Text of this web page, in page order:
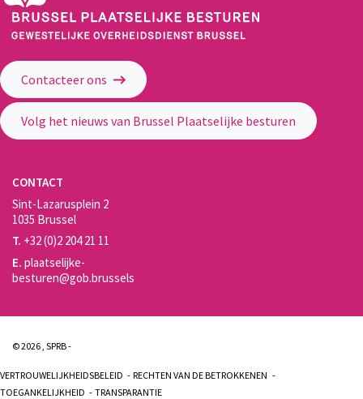
Contacteer ons
Volg het nieuws van Brussel Plaatselijke besturen
CONTACT
Sint-Lazarusplein 2
1035 Brussel
T. +32 (0)2 204 21 11
E. plaatselijke-
besturen@gob.brussels
© 2026 , SPRB -
VERTROUWELIJKHEIDSBELEID
RECHTEN VAN DE BETROKKENEN
TOEGANKELIJKHEID
TRANSPARANTIE